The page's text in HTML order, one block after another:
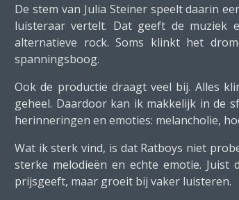
De stem van Julia Steiner speelt daarin
luisteraar vertelt. Dat geeft de muziek
alternatieve rock. Soms klinkt het
spanningsboog.
Ook de productie draagt veel bij. Alles
geheel. Daardoor kan ik makkelijk in de
herinneringen en emoties: melancholie,
Wat ik sterk vind, is dat Ratboys niet
sterke melodieën en echte emotie.
prijsgeeft, maar groeit bij vaker luisteren.